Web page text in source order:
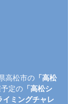
高松市の 「高松
定の 「高松シ
イミングチャレ